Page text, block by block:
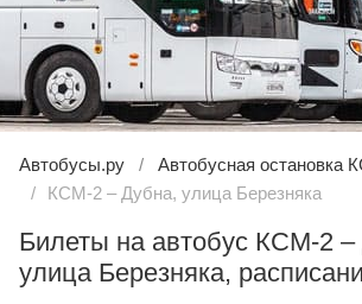
Автобусы.ру
Автобусная остановка
КСМ-2 – Дубна, улица Березняка
Билеты на автобус КСМ-2 –
улица Березняка,